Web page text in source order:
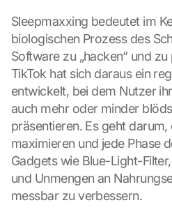
Sleepmaxxing bedeutet im
biologischen Prozess des
Software zu „hacken“ und
TikTok hat sich daraus ein
entwickelt, bei dem Nutzer
auch mehr oder minder
präsentieren. Es geht
maximieren und jede Phase
Gadgets wie Blue-Light-
und Unmengen an
messbar zu verbessern.